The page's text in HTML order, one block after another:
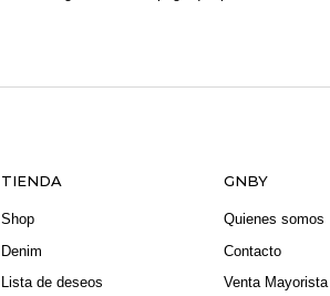
TIENDA
Shop
Denim
Lista de deseos
GNBY
Quienes somos
Contacto
Venta Mayorista